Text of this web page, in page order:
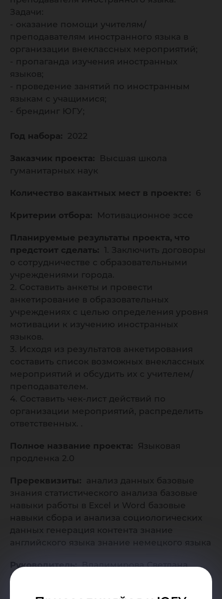
Задачи:
- оказание помощи учителям/
преподавателям иностранного языка в
организации внеклассных мероприятий;
- пропаганда изучения иностранных
языков;
- проведение занятий по иностранным
языкам с учащимися;
- брендинг ЮГУ;
Год набора: 2022
Заказчик проекта:
Высшая школа
гуманитарных наук
Количество вакантных мест в проекте: 6
Критерии отбора: Мотивационное эссе
Планируемые результаты проекта, что
предстоит сделать: 1. Заключить договоры
о сотрудничестве с образовательными
учреждениями города.
2. Составить анкеты и провести
анкетирование в образовательных
учреждениях с целью определения уровня
мотивации к изучению иностранных
языков.
3. Исходя из результатов анкетирования
составить список возможных внеклассных
мероприятий и обсудить их с учителем/
преподавателем.
4. Составить чек-лист действий по
организации мероприятий, распределить
ответственных. .
Полное название проекта: Языковая
продленка 2.0
Пререквизиты: анализ данных базовые
знания статистического анализа базовые
навыки работы в Excel и Word базовые
навыки сбора и анализа социологических
данных генерация контента знание
английского языка знание немецкого языка
Руководитель:Владимирова Светлана
Валентиновна